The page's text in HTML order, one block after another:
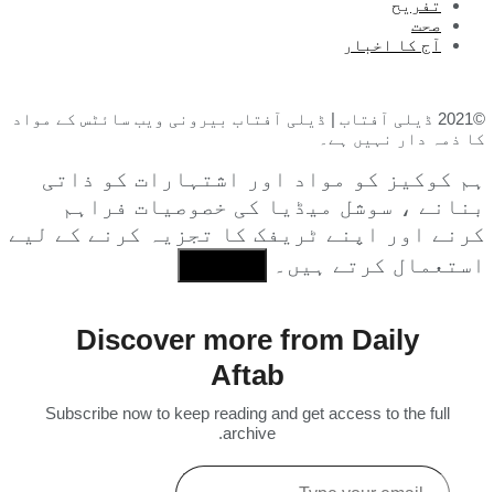
تفریح
صحت
آج کا اخبار
©2021 ڈیلی آفتاب | ڈیلی آفتاب بیرونی ویب سائٹس کے مواد
کا ذمہ دار نہیں ہے۔
ہم کوکیز کو مواد اور اشتہارات کو ذاتی
بنانے ، سوشل میڈیا کی خصوصیات فراہم
کرنے اور اپنے ٹریفک کا تجزیہ کرنے کے لیے
استعمال کرتے ہیں۔
Discover more from Daily
Aftab
Subscribe now to keep reading and get access to the full
archive.
Type